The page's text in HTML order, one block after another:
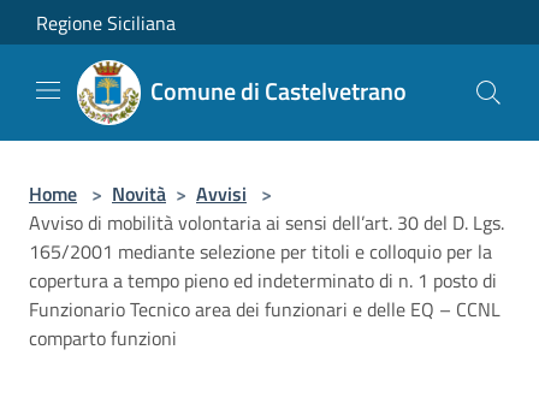
Salta al contenuto principale
Regione Siciliana
Comune di Castelvetrano
Home > Novità > Avvisi >
Avviso di mobilità volontaria ai sensi dell’art. 30 del D. Lgs.
165/2001 mediante selezione per titoli e colloquio per la
copertura a tempo pieno ed indeterminato di n. 1 posto di
Funzionario Tecnico area dei funzionari e delle EQ – CCNL
comparto funzioni